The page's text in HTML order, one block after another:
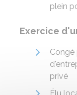
plein
Exercice
Congé
privé